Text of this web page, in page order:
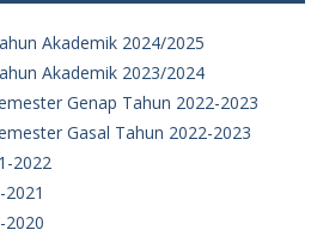
Akademik 2024/2025
Akademik 2023/2024
Genap Tahun 2022-2023
Gasal Tahun 2022-2023
2022
2020